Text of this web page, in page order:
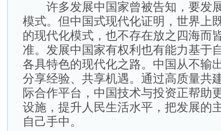
许多发展中国家曾被告知，要发
模式。但中国式现代化证明，世界上
的现代化模式，也不存在放之四海而
准。发展中国家有权利也有能力基于
各具特色的现代化之路。中国从不输
分享经验、共享机遇。通过高质量共
际合作平台，中国技术与投资正帮助
设施，提升人民生活水平，把发展的
自己手中。